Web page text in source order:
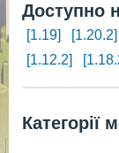
Доступно
[1.19] [1.20.2]
[1.12.2]
Категорії